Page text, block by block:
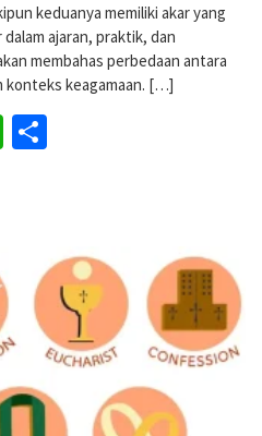
keduanya memiliki akar yang
ajaran, praktik, dan
membahas perbedaan antara
konteks keagamaan. […]
WhatsApp